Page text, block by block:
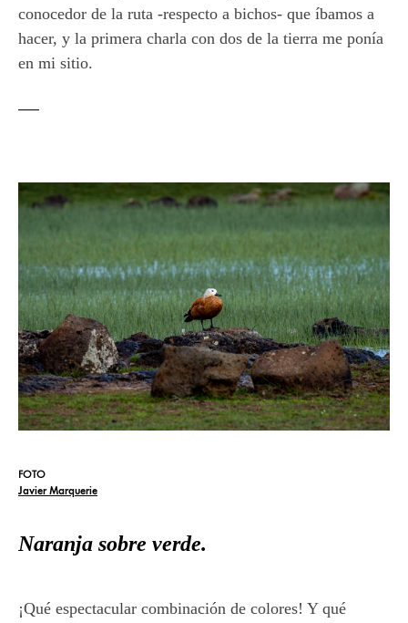
conocedor de la ruta -respecto a bichos- que íbamos a
hacer, y la primera charla con dos de la tierra me ponía
en mi sitio.
FOTO
Javier Marquerie
Naranja sobre verde.
¡Qué espectacular combinación de colores! Y qué